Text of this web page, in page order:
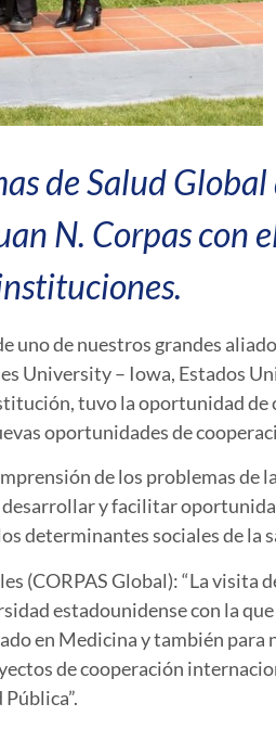
de Salud Global
N. Corpas con
uno de nuestros grandes
University – Iowa, Estados
tuvo la oportunidad de
oportunidades de
de los problemas de
desarrollar y facilitar
determinantes sociales de la
(CORPAS Global): “La visita
estadounidense con la
en Medicina y también para
de cooperación